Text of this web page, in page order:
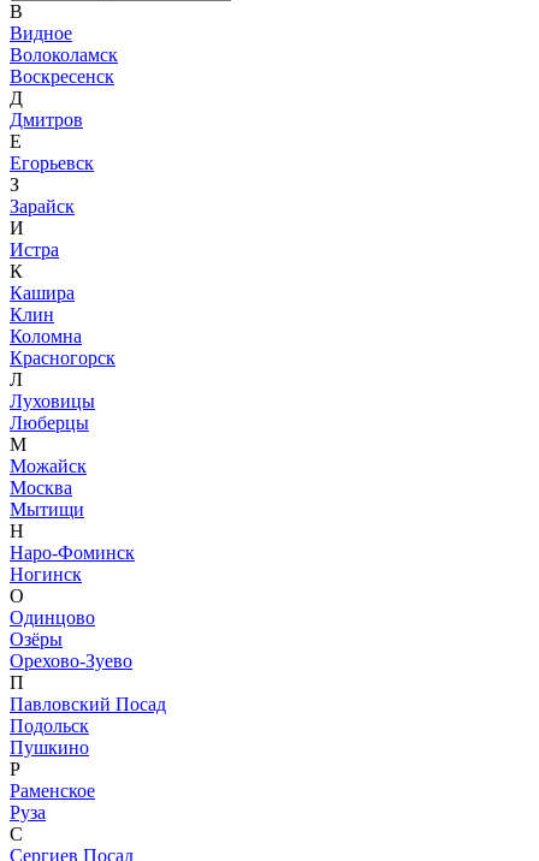
В
Видное
Волоколамск
Воскресенск
Д
Дмитров
Е
Егорьевск
З
Зарайск
И
Истра
К
Кашира
Клин
Коломна
Красногорск
Л
Луховицы
Люберцы
М
Можайск
Москва
Мытищи
Н
Наро-Фоминск
Ногинск
О
Одинцово
Озёры
Орехово-Зуево
П
Павловский Посад
Подольск
Пушкино
Р
Раменское
Руза
С
Сергиев Посад